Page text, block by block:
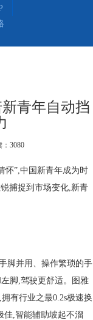
青年自动挡
：3080
怀”,中国新青年成为时
捕捉到市场变化,新青
脚并用、操作繁琐的手
脚,驾驶更舒适。图雅
有行业之最0.2s极速换
佳,智能辅助坡起不溜